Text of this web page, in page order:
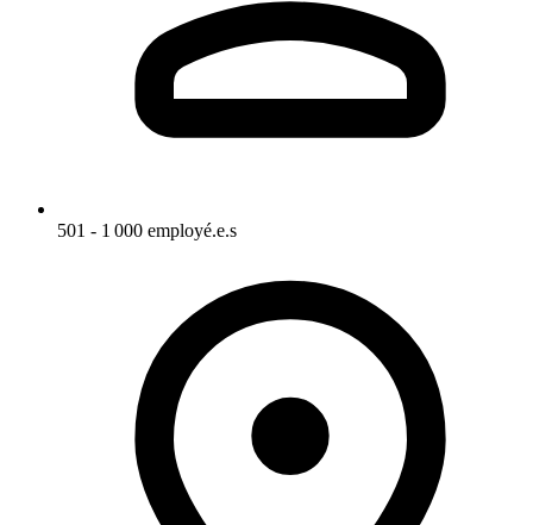
501 - 1 000 employé.e.s